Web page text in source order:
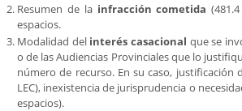
Resumen de la infracción cometida
espacios.
Modalidad del interés casacional que se
o de las Audiencias Provinciales que lo
número de recurso. En su caso, justificación
LEC), inexistencia de jurisprudencia o
espacios).